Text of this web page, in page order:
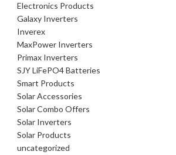
Electronics Products
Galaxy Inverters
Inverex
MaxPower Inverters
Primax Inverters
SJY LiFePO4 Batteries
Smart Products
Solar Accessories
Solar Combo Offers
Solar Inverters
Solar Products
uncategorized